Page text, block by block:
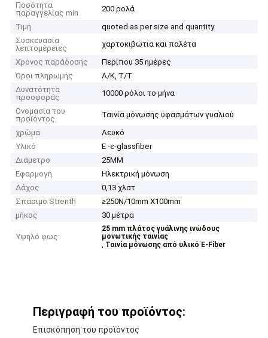
Ποσότητα
παραγγελίας min
200 ρολά
Τιμή
quoted as per size and quantity
Συσκευασία
λεπτομέρειες
χαρτοκιβώτια και παλέτα
Χρόνος παράδοσης
Περίπου 35 ημέρες
Όροι πληρωμής
Λ/Κ, Τ/Τ
Δυνατότητα
προσφοράς
10000 ρόλοι το μήνα
Ονομασία του
προϊόντος
Ταινία μόνωσης υφασμάτων γυαλιού
χρώμα
Λευκό
Υλικό
Ε -ε-glassfiber
Διάμετρο
25MM
Εφαρμογή
Ηλεκτρική μόνωση
Δάχος
0,13 χλστ
Σπάσιμο Strenth
≥250N/10mm X100mm
μήκος
30 μέτρα
Υψηλό φως:
25 mm πλάτος γυάλινης ινώδους
μονωτικής ταινίας
, Ταινία μόνωσης από υλικό E-Fiber
Περιγραφή του προϊόντος:
Επισκόπηση του προϊόντος